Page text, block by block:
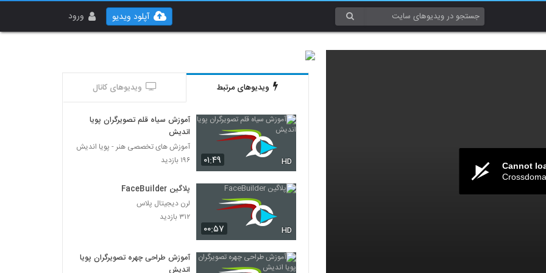
ورود آپلود ویدیو
Cannot
ویدیوهای مرتبط ویدیوهای کانال
۰۱:۴۹ HD
آموزش سیاه قلم تصویرگران پویا
اندیش
آموزش های تخصصی هنر - پویا اندیش
۱۹۶ بازدید
۰۰:۵۷ HD
پلاگین FaceBuilder
لرن دیجیتال پلاس
۳۱۲ بازدید
آموزش طراحی چهره تصویرگران پویا
اندیش